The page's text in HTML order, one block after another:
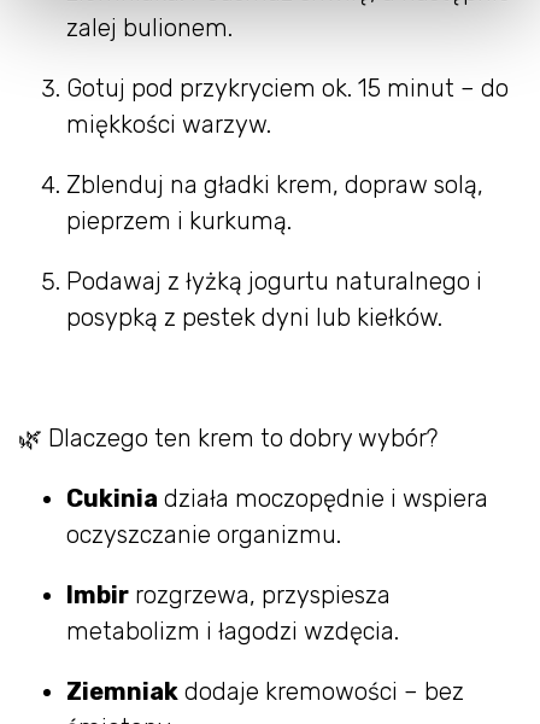
zalej bulionem.
Gotuj pod przykryciem ok. 15 minut – do
miękkości warzyw.
Zblenduj na gładki krem, dopraw solą,
pieprzem i kurkumą.
Podawaj z łyżką jogurtu naturalnego i
posypką z pestek dyni lub kiełków.
🌿 Dlaczego ten krem to dobry wybór?
Cukinia działa moczopędnie i wspiera
oczyszczanie organizmu.
Imbir rozgrzewa, przyspiesza
metabolizm i łagodzi wzdęcia.
Ziemniak dodaje kremowości – bez